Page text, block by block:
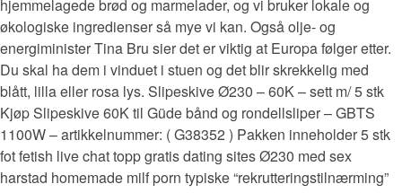
hjemmelagede brød og marmelader, og vi bruker lokale og
økologiske ingredienser så mye vi kan. Også olje- og
energiminister Tina Bru sier det er viktig at Europa følger etter.
Du skal ha dem i vinduet i stuen og det blir skrekkelig med
blått, lilla eller rosa lys. Slipeskive Ø230 – 60K – sett m/ 5 stk
Kjøp Slipeskive 60K til Güde bånd og rondellsliper – GBTS
1100W – artikkelnummer: ( G38352 ) Pakken inneholder 5 stk
fot fetish live chat topp gratis dating sites Ø230 med sex
harstad homemade milf porn typiske “rekrutteringstilnærming”